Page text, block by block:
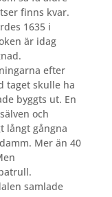
finns kvar.
1635 i
är idag
efter
taget skulle ha
byggts ut. En
och
långt gångna
Mer än 40
samlade